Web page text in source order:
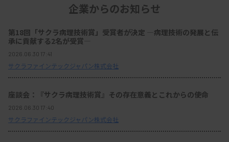
企業からのお知らせ
第18回「サクラ病理技術賞」受賞者が決定 ―病理技術の発展と伝
承に貢献する2名が受賞―
2026.06.30 17:41
サクラファインテックジャパン株式会社
座談会：『サクラ病理技術賞』その存在意義とこれからの使命
2026.06.30 17:40
サクラファインテックジャパン株式会社